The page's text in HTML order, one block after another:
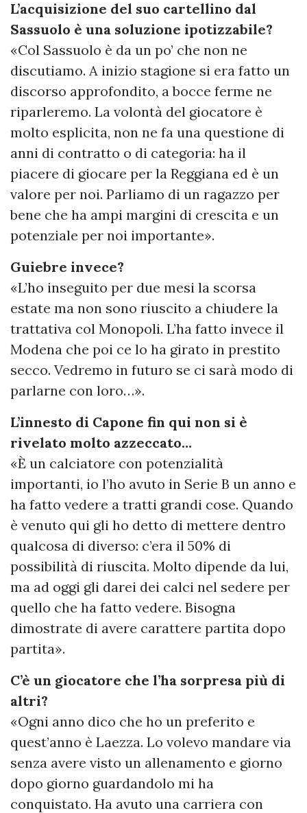
L’acquisizione del suo cartellino dal
Sassuolo è una soluzione ipotizzabile?
«Col Sassuolo è da un po’ che non ne
discutiamo. A inizio stagione si era fatto un
discorso approfondito, a bocce ferme ne
riparleremo. La volontà del giocatore è
molto esplicita, non ne fa una questione di
anni di contratto o di categoria: ha il
piacere di giocare per la Reggiana ed è un
valore per noi. Parliamo di un ragazzo per
bene che ha ampi margini di crescita e un
potenziale per noi importante».
Guiebre invece?
«L’ho inseguito per due mesi la scorsa
estate ma non sono riuscito a chiudere la
trattativa col Monopoli. L’ha fatto invece il
Modena che poi ce lo ha girato in prestito
secco. Vedremo in futuro se ci sarà modo di
parlarne con loro…».
L’innesto di Capone fin qui non si è
rivelato molto azzeccato…
«È un calciatore con potenzialità
importanti, io l’ho avuto in Serie B un anno e
ha fatto vedere a tratti grandi cose. Quando
è venuto qui gli ho detto di mettere dentro
qualcosa di diverso: c’era il 50% di
possibilità di riuscita. Molto dipende da lui,
ma ad oggi gli darei dei calci nel sedere per
quello che ha fatto vedere. Bisogna
dimostrate di avere carattere partita dopo
partita».
C’è un giocatore che l’ha sorpresa più di
altri?
«Ogni anno dico che ho un preferito e
quest’anno è Laezza. Lo volevo mandare via
senza avere visto un allenamento e giorno
dopo giorno guardandolo mi ha
conquistato. Ha avuto una carriera con